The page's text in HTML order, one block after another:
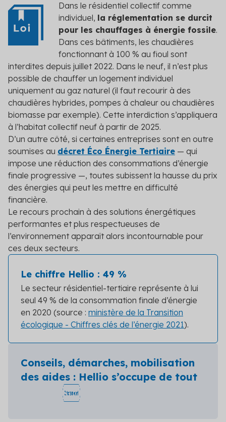
Dans le résidentiel collectif comme
individuel, la réglementation se durcit
pour les chauffages à énergie fossile.
Dans ces bâtiments, les chaudières
fonctionnant à 100 % au fioul sont
interdites depuis juillet 2022. Dans le neuf, il n’est plus
possible de chauffer un logement individuel
uniquement au gaz naturel (il faut recourir à des
chaudières hybrides, pompes à chaleur ou chaudières
biomasse par exemple). Cette interdiction s’appliquera
à l’habitat collectif neuf à partir de 2025.
D’un autre côté, si certaines entreprises sont en outre
soumises au décret Éco Énergie Tertiaire — qui
impose une réduction des consommations d’énergie
finale progressive —, toutes subissent la hausse du prix
des énergies qui peut les mettre en difficulté
financière.
Le recours prochain à des solutions énergétiques
performantes et plus respectueuses de
l’environnement apparaît alors incontournable pour
ces deux secteurs.
Le chiffre Hellio : 49 %
Le secteur résidentiel-tertiaire représente à lui
seul 49 % de la consommation finale d’énergie
en 2020 (source : ministère de la Transition
écologique - Chiffres clés de l’énergie 2021).
Conseils, démarches, mobilisation
des aides : Hellio s’occupe de tout